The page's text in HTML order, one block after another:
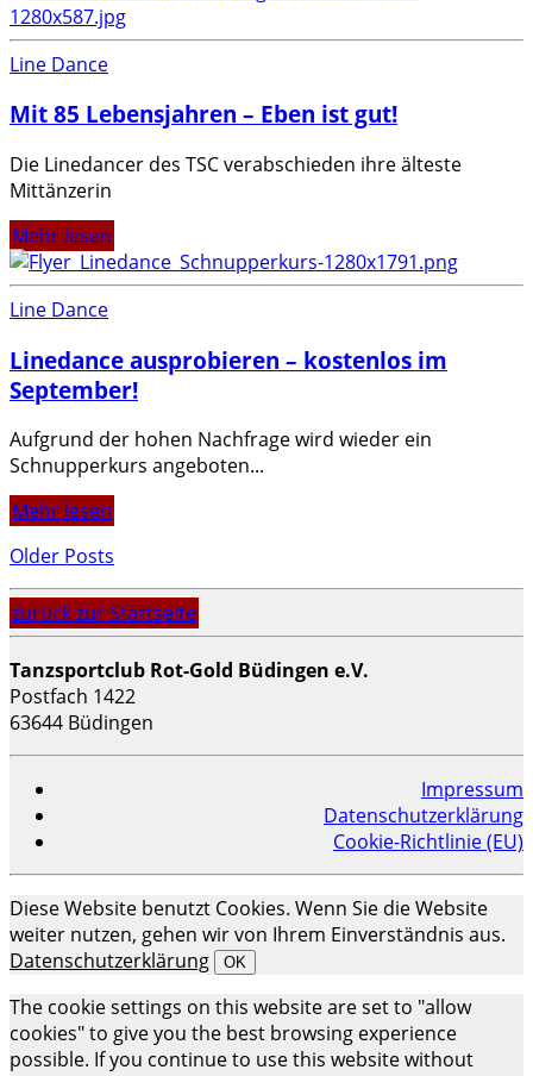
Line Dance
Mit 85 Lebensjahren – Eben ist gut!
Die Linedancer des TSC verabschieden ihre älteste
Mittänzerin
Mehr lesen
Line Dance
Linedance ausprobieren – kostenlos im
September!
Aufgrund der hohen Nachfrage wird wieder ein
Schnupperkurs angeboten...
Mehr lesen
Older Posts
zurück zur Startseite
Tanzsportclub Rot-Gold Büdingen e.V.
Postfach 1422
63644 Büdingen
Impressum
Datenschutzerklärung
Cookie-Richtlinie (EU)
Scroll
Up
Diese Website benutzt Cookies. Wenn Sie die Website
weiter nutzen, gehen wir von Ihrem Einverständnis aus.
Datenschutzerklärung
OK
The cookie settings on this website are set to "allow
cookies" to give you the best browsing experience
possible. If you continue to use this website without